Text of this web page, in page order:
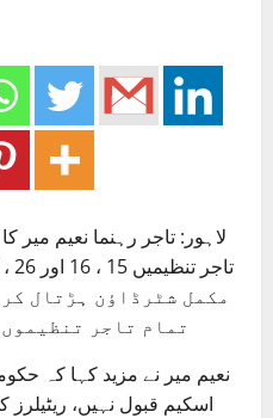
لاہور: تاجر رہنما نعیم میر
مکمل شٹرڈاؤن ہڑتال
تمام تاجر
نعیم میر نے مزید کہا کہ
اسکیم قبول نہیں،